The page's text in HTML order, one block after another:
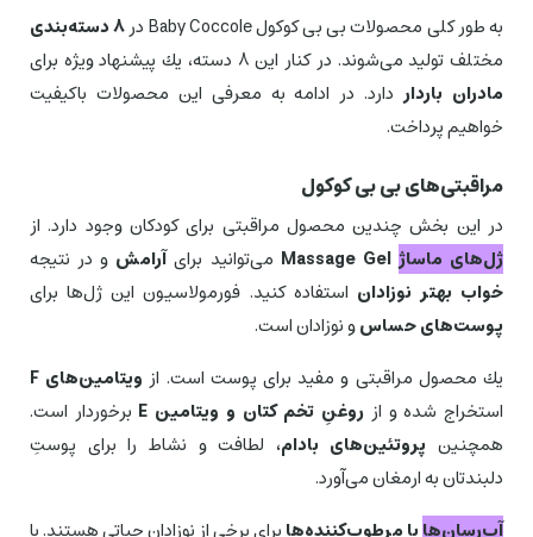
به طور كلی محصولات بی بی كوكول Baby Coccole در
8 دسته‌بندی
مختلف تولید می‌شوند. در كنار این 8 دسته، یك پیشنهاد ویژه برای
مادران بارداردارد. در ادامه به معرفی این محصولات باكیفیت
خواهیم پرداخت.
مراقبتی‌های بی بی كوكول
در این بخش چندین محصول مراقبتی برای كودكان وجود دارد. از
ژل‌های ماساژMassage Gel می‌توانید برایآرامش و در نتیجه
خواب بهتر نوزادان استفاده كنید. فورمولاسیون این ژل‌ها برای
پوست‌های حساسو نوزادان است.
یك محصول مراقبتی و مفید برای پوست است. از ویتامین‌های F
استخراج شده و از روغنِ تخم كتان و ویتامین E
برخوردار است.
همچنین پروتئین‌های بادام، لطافت و نشاط را برای پوستِ
دلبندتان به ارمغان می‌آورد.
آب‌رسان‌ها یا مرطوب‌كننده‌ها برای برخی از نوزادان حیاتی هستند. با